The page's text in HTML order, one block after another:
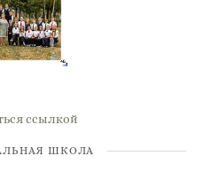
ссылкой
ШКОЛА